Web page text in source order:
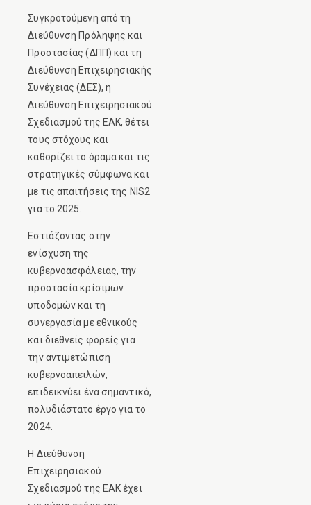
Συγκροτούμενη από τη
Διεύθυνση Πρόληψης και
Προστασίας (ΔΠΠ) και τη
Διεύθυνση Επιχειρησιακής
Συνέχειας (ΔΕΣ), η
Διεύθυνση Επιχειρησιακού
Σχεδιασμού της ΕΑΚ, θέτει
τους στόχους και
καθορίζει το όραμα και τις
στρατηγικές σύμφωνα και
με τις απαιτήσεις της NIS2
για το 2025.
Εστιάζοντας στην
ενίσχυση της
κυβερνοασφάλειας, την
προστασία κρίσιμων
υποδομών και τη
συνεργασία με εθνικούς
και διεθνείς φορείς για
την αντιμετώπιση
κυβερνοαπειλών,
επιδεικνύει ένα σημαντικό,
πολυδιάστατο έργο για το
2024.
H Διεύθυνση
Επιχειρησιακού
Σχεδιασμού της ΕΑΚ έχει